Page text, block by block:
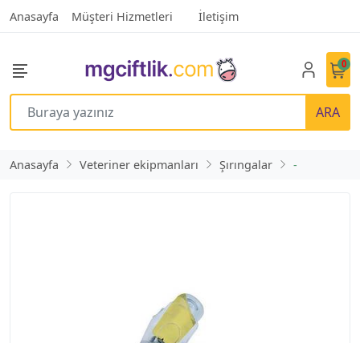
Anasayfa Müşteri Hizmetleri İletişim
ARA
0
Anasayfa Veteriner ekipmanları Şırıngalar -